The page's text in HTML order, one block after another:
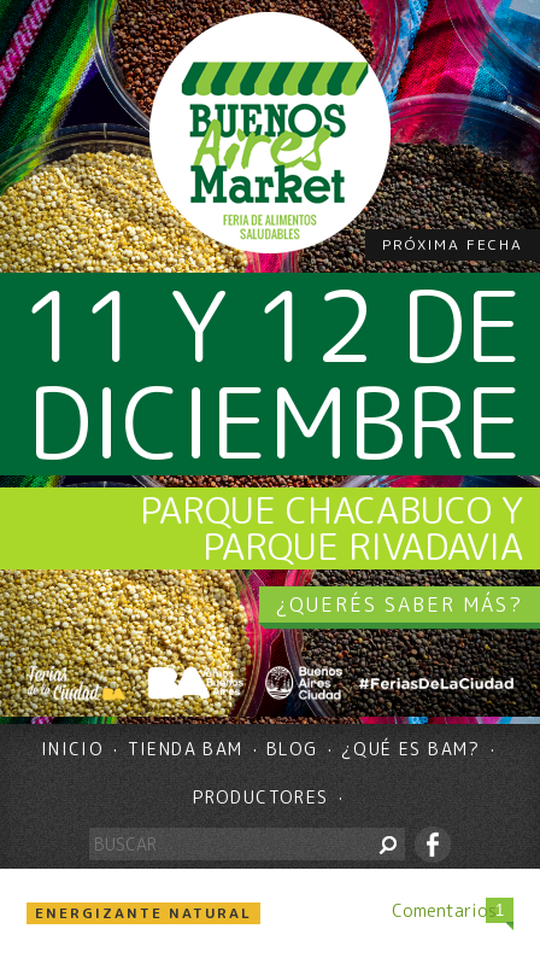
PRÓXIMA FECHA
11 Y 12 DE
DICIEMBRE
PARQUE CHACABUCO Y
PARQUE RIVADAVIA
¿QUERÉS SABER MÁS?
INICIO TIENDA BAM BLOG ¿QUÉ ES BAM?
PRODUCTORES
Comentarios1
ENERGIZANTE NATURAL